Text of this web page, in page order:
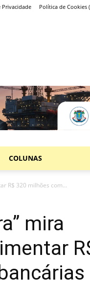
Privacidade Política de Cookies
COLUNAS
R$ 320 milhões com...
mira